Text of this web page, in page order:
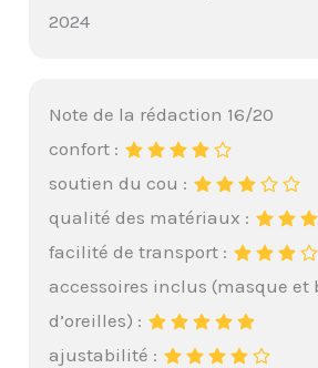
2024
Note de la rédaction 16/20
confort :
soutien du cou :
qualité des matériaux :
facilité de transport :
accessoires inclus (masque et
d’oreilles) :
ajustabilité :